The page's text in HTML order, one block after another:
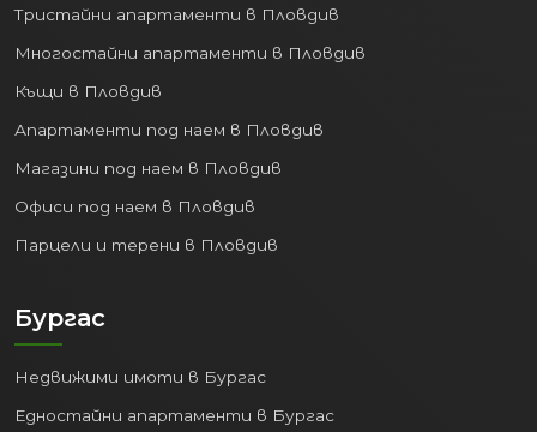
Тристайни апартаменти в Пловдив
Многостайни апартаменти в Пловдив
Къщи в Пловдив
Апартаменти под наем в Пловдив
Магазини под наем в Пловдив
Офиси под наем в Пловдив
Парцели и терени в Пловдив
Бургас
Недвижими имоти в Бургас
Едностайни апартаменти в Бургас